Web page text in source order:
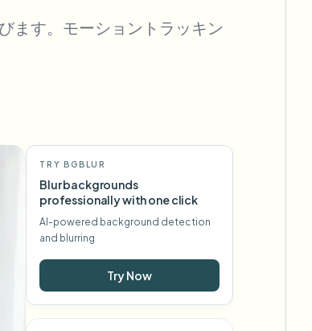
ます。モーショントラッキン
TRY BGBLUR
Blur backgrounds
professionally with one click
AI-powered background detection
and blurring
Try Now